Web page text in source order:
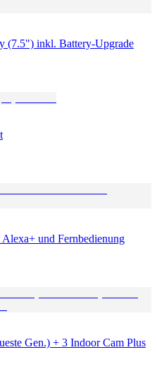
(7.5") inkl. Battery-Upgrade
und Fernbedienung
Gen.) + 3 Indoor Cam Plus